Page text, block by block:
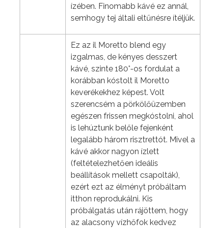
ízében. Finomabb kávé ez annál,
semhogy tej általi eltűnésre ítéljük.
Ez az il Moretto blend egy
izgalmas, de kényes desszert
kávé, szinte 180°-os fordulat a
korábban kóstolt il Moretto
keverékekhez képest. Volt
szerencsém a pörkölőüzemben
egészen frissen megkóstolni, ahol
is lehúztunk belőle fejenként
legalább három risztrettót. Mivel a
kávé akkor nagyon ízlett
(feltételezhetően ideális
beállítások mellett csapolták),
ezért ezt az élményt próbáltam
itthon reprodukálni. Kis
próbálgatás után rájöttem, hogy
az alacsony vízhőfok kedvez